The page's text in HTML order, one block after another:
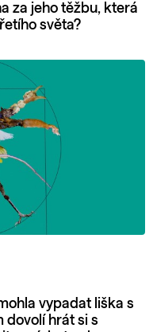
za jeho těžbu, která
světa?
vypadat liška s
dovolí hrát si s